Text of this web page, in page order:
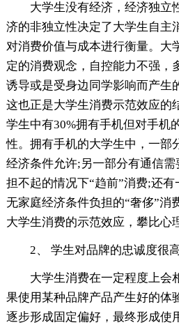
大学生没有经济，经济独立
济的非独立性决定了大学生自主
对消费价值与成本进行衡量。大
定的消费观念，自控能力不强，
诱导或是受身边同学影响而产生
这也正是大学生消费示范效应的
学生中有30%拥有手机但对手机
性。拥有手机的大学生中，一部
经济条件允许;另一部分有通信
担不起的情况下“趋前”消费;还
无家庭经济条件负担的“奢侈”消
大学生消费的示范效应，攀比心
2、 学生对品牌的忠诚度很
大学生消费在一定程度上会
果使用某种品牌产品产生好的体
逐步形成固定偏好，最终形成使